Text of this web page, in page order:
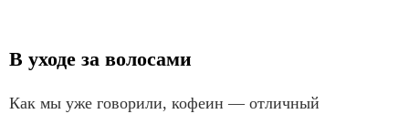
В уходе за волосами
Как мы уже говорили, кофеин — отличный